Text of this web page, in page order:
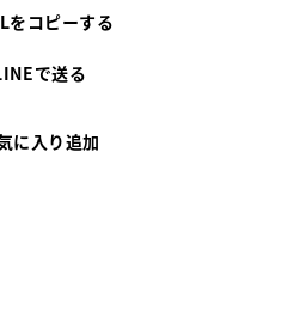
をコピーする
で送る
に入り追加